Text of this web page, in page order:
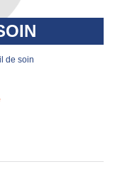
de soin